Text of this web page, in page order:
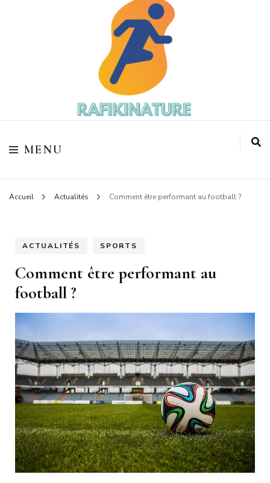
Rafikinature
MENU
Accueil Actualités Comment être performant au football ?
ACTUALITÉS SPORTS
Comment être performant au
football ?